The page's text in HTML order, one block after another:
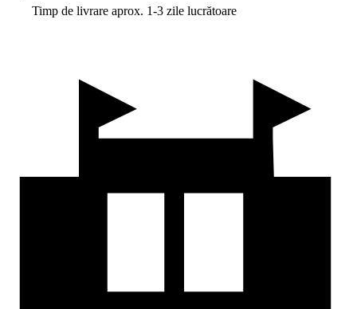
Timp de livrare aprox. 1-3 zile lucrătoare